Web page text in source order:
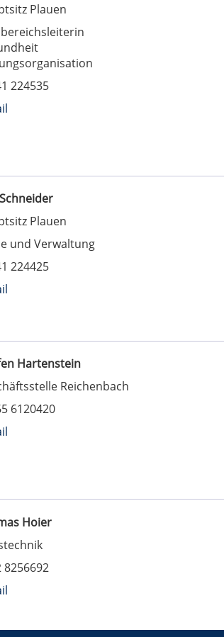
Plauen
224535
Plauen
und Verwaltung
224425
Hartenstein
Reichenbach
6120420
Hoier
8256692